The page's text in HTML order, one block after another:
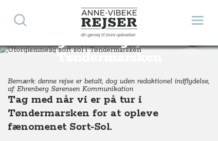
Anne-Vibeke Rejser
din genvej til store oplevelser
Åbn
Søg
Uforglemmelig sort sol i
Tøndermarsken
Destinationer Europa Danmark Uforglemmelig sort sol i Tøndermarsken
Bemærk: denne rejse er betalt, dog uden redaktionel indflydelse,
af: Ehrenberg Sørensen Kommunikation
Tag med når vi er på tur i
Tøndermarsken for at opleve
fænomenet Sort-Sol.